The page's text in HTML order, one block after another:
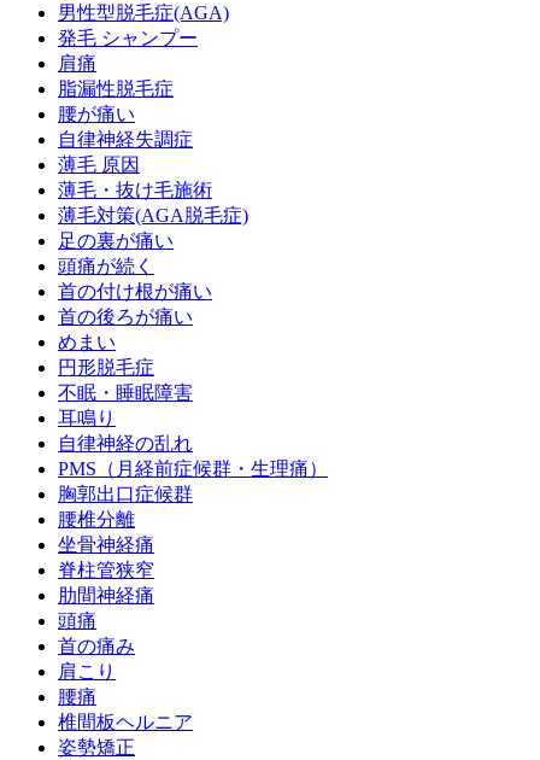
男性型脱毛症(AGA)
発毛 シャンプー
肩痛
脂漏性脱毛症
腰が痛い
自律神経失調症
薄毛 原因
薄毛・抜け毛施術
薄毛対策(AGA脱毛症)
足の裏が痛い
頭痛が続く
首の付け根が痛い
首の後ろが痛い
めまい
円形脱毛症
不眠・睡眠障害
耳鳴り
自律神経の乱れ
PMS（月経前症候群・生理痛）
胸郭出口症候群
腰椎分離
坐骨神経痛
脊柱管狭窄
肋間神経痛
頭痛
首の痛み
肩こり
腰痛
椎間板ヘルニア
姿勢矯正